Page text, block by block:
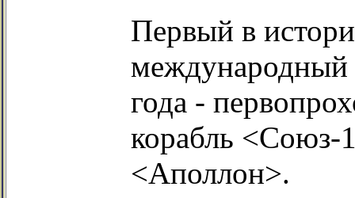
Первый в
международный
года -
корабль <Союз-
<Аполлон>.